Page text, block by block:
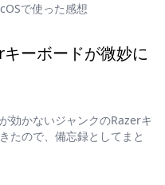
で使った感想
ーボードが微妙に
効かないジャンクのRazerキ
たので、備忘録としてまと